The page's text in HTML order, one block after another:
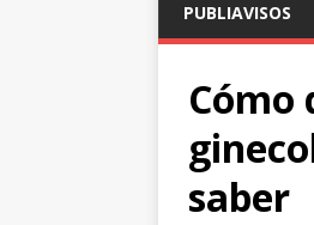
PUBLIAVISOS
Cómo
saber